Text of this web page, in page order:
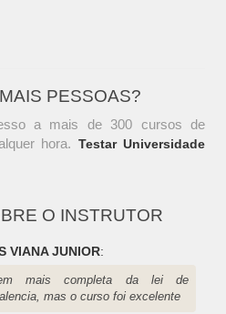
PESSOAS?
a mais de 300 cursos de
hora. Testar Universidade
O INSTRUTOR
VIANA JUNIOR:
mais completa da lei de
mas o curso foi excelente